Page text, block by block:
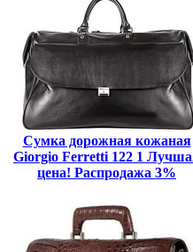
Сумка дорожная кожаная
Giorgio Ferretti 122 1
цена! Распродажа 3%